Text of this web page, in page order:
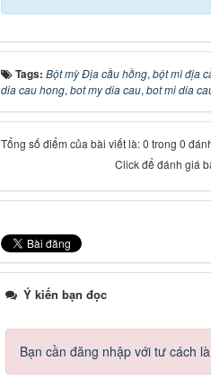
Tags: Bột mỳ Địa cầu hồng, bột mì địa
dia cau hong, bot my dia cau, bot mi dia
Tổng số điểm của bài viết là: 0 trong 0
Click để đánh giá
Ý kiến bạn đọc
Bạn cần đăng nhập với tư cách là